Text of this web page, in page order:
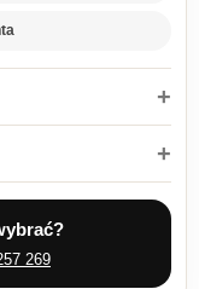
269